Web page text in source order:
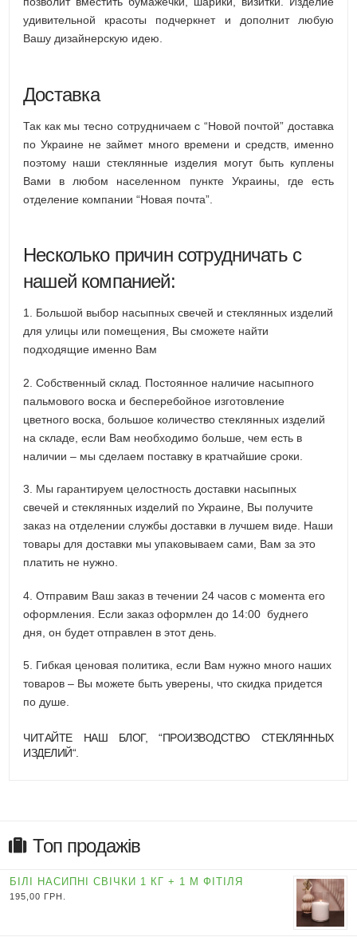
удивительной красоты подчеркнет и дополнит любую
Вашу дизайнерскую идею.
Доставка
Так как мы тесно сотрудничаем с “Новой почтой” доставка
по Украине не займет много времени и средств, именно
поэтому наши стеклянные изделия могут быть куплены
Вами в любом населенном пункте Украины, где есть
отделение компании “Новая почта”.
Несколько причин сотрудничать с
нашей компанией:
1. Большой выбор насыпных свечей и стеклянных изделий
для улицы или помещения, Вы сможете найти
подходящие именно Вам
2. Собственный склад. Постоянное наличие насыпного
пальмового воска и бесперебойное изготовление
цветного воска, большое количество стеклянных изделий
на складе, если Вам необходимо больше, чем есть в
наличии – мы сделаем поставку в кратчайшие сроки.
3. Мы гарантируем целостность доставки насыпных
свечей и стеклянных изделий по Украине, Вы получите
заказ на отделении службы доставки в лучшем виде. Наши
товары для доставки мы упаковываем сами, Вам за это
платить не нужно.
4. Отправим Ваш заказ в течении 24 часов с момента его
оформления. Если заказ оформлен до 14:00 буднего
дня, он будет отправлен в этот день.
5. Гибкая ценовая политика, если Вам нужно много наших
товаров – Вы можете быть уверены, что скидка придется
по душе.
ЧИТАЙТЕ НАШ БЛОГ, “ПРОИЗВОДСТВО СТЕКЛЯННЫХ
ИЗДЕЛИЙ“.
Топ продажів
БІЛІ НАСИПНІ СВІЧКИ 1 КГ + 1 М ФІТІЛЯ
195,00 ГРН.